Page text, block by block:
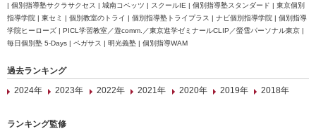
| 個別指導塾サクラサクセス | 城南コベッツ | スクールIE | 個別指導塾スタンダード | 東京個別
指導学院 | 東セミ | 個別教室のトライ | 個別指導塾トライプラス | ナビ個別指導学院 | 個別指導
学院ヒーローズ | PICL学習教室／遊comm.／東京進学ゼミナールCLIP／螢雪パーソナル東京 |
毎日個別塾 5-Days | ペガサス | 明光義塾 | 個別指導WAM
過去ランキング
2024年
2023年 2022年 2021年 2020年 2019年 2018年
ランキング監修